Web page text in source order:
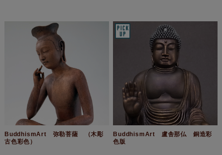
BuddhismArt 弥勒菩薩 （木彫
古色彩色）
BuddhismArt 盧舎那仏 銅造彩
色版